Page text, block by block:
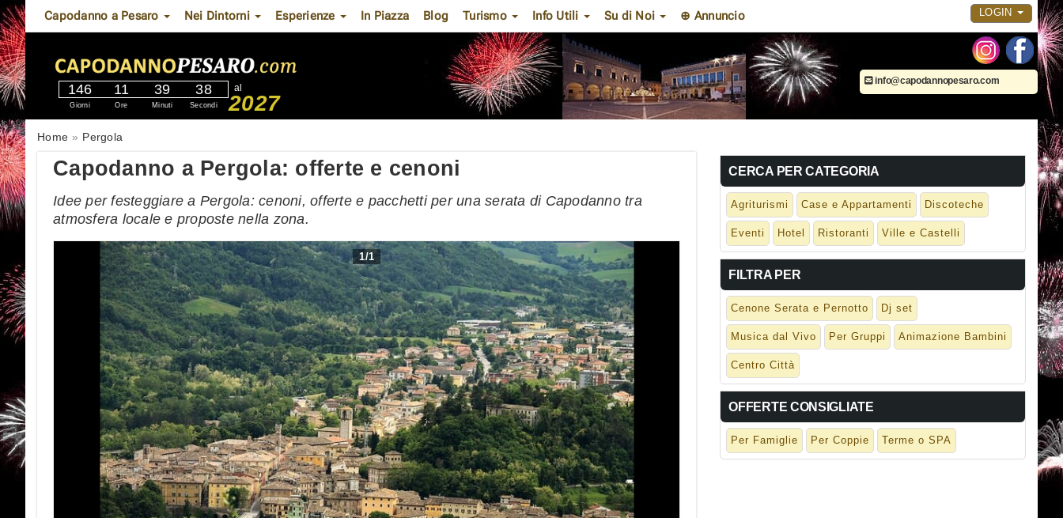
Capodanno a Pesaro Nei Dintorni Esperienze In Piazza Blog Turismo Info Utili Su di Noi ⊕ Annuncio LOGIN
146
Giorni
11
Ore
39
Minuti
37
Secondi
al
2027
info@capodannopesaro.com
Home Pergola
Capodanno a Pergola: offerte e cenoni
Idee per festeggiare a Pergola: cenoni, offerte e pacchetti per una serata di Capodanno tra
atmosfera locale e proposte nella zona.
1/1
CERCA PER CATEGORIA
Agriturismi Case e Appartamenti Discoteche
Eventi Hotel Ristoranti Ville e Castelli
FILTRA PER
Cenone Serata e Pernotto Dj set
Musica dal Vivo Per Gruppi Animazione Bambini
Centro Città
OFFERTE CONSIGLIATE
Per Famiglie Per Coppie Terme o SPA